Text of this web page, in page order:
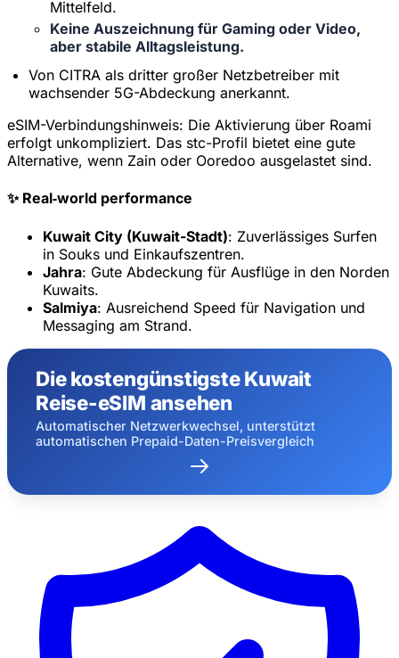
Mittelfeld.
Keine Auszeichnung für Gaming oder Video,
aber stabile Alltagsleistung.
Von CITRA als dritter großer Netzbetreiber mit
wachsender 5G-Abdeckung anerkannt.
eSIM-Verbindungshinweis: Die Aktivierung über Roami
erfolgt unkompliziert. Das stc-Profil bietet eine gute
Alternative, wenn Zain oder Ooredoo ausgelastet sind.
✨ Real‑world performance
Kuwait City (Kuwait-Stadt): Zuverlässiges Surfen
in Souks und Einkaufszentren.
Jahra: Gute Abdeckung für Ausflüge in den Norden
Kuwaits.
Salmiya: Ausreichend Speed für Navigation und
Messaging am Strand.
Die kostengünstigste Kuwait
Reise-eSIM ansehen
Automatischer Netzwerkwechsel, unterstützt
automatischen Prepaid-Daten-Preisvergleich
Heute eingelöst
670
Verbleibend
Abbrechen Jetzt einlösen